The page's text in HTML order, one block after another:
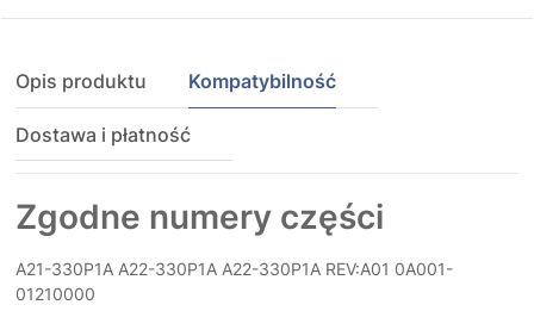
Opis produktu Kompatybilność
Dostawa i płatność
Zgodne numery części
A21-330P1A A22-330P1A A22-330P1A REV:A01 0A001-
01210000